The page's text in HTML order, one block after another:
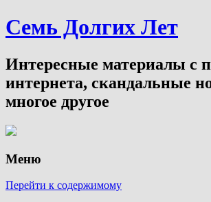
Семь Долгих Лет
Интересные материалы с
интернета, скандальные
многое другое
Меню
Перейти к содержимому